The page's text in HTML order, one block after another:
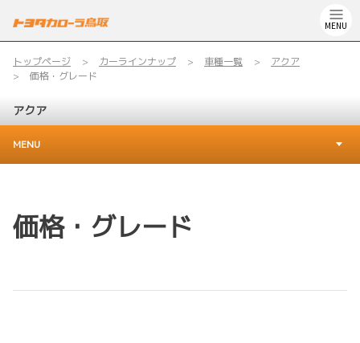
MENU
トップページ カーラインナップ 車種一覧
アクア
価格・グレード
アクア
MENU
価格・グレード